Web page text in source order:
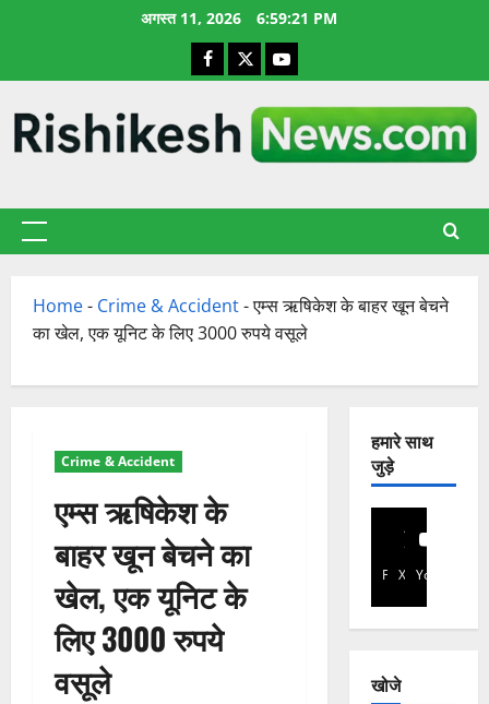
अगस्त 11, 2026 6:59:22 PM
Facebook
X YouTube
प्राथमिक
Home- Crime & Accident-एम्स ऋषिकेश के बाहर खून बेचने
का खेल, एक यूनिट के लिए 3000 रुपये वसूले
Crime & Accident
एम्स ऋषिकेश के
बाहर खून बेचने का
खेल, एक यूनिट के
लिए 3000 रुपये
वसूले
हमारे साथ
जुड़े
Facebook
X YouTube
खोजे